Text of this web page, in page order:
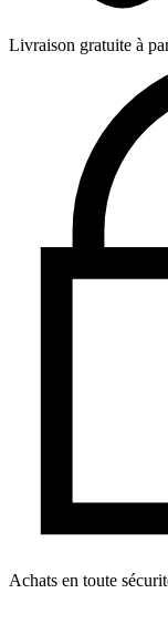
Livraison gratuite à
Achats en toute